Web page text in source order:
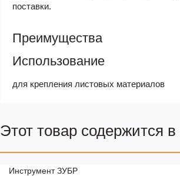
поставки.
Преимущества
Использование
для крепления листовых материалов
Этот товар содержится в
Инструмент ЗУБР